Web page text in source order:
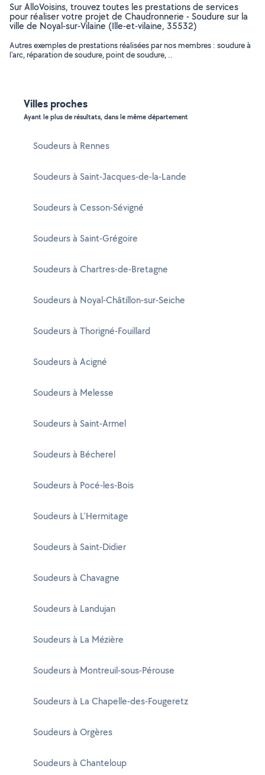
Sur AlloVoisins, trouvez toutes les prestations de services
pour réaliser votre projet de Chaudronnerie - Soudure sur la
ville de Noyal-sur-Vilaine (Ille-et-vilaine, 35532)
Autres exemples de prestations réalisées par nos membres : soudure à
l'arc, réparation de soudure, point de soudure, ..
Villes proches
Ayant le plus de résultats, dans le même département
Soudeurs à Rennes
Soudeurs à Saint-Jacques-de-la-Lande
Soudeurs à Cesson-Sévigné
Soudeurs à Saint-Grégoire
Soudeurs à Chartres-de-Bretagne
Soudeurs à Noyal-Châtillon-sur-Seiche
Soudeurs à Thorigné-Fouillard
Soudeurs à Acigné
Soudeurs à Melesse
Soudeurs à Saint-Armel
Soudeurs à Bécherel
Soudeurs à Pocé-les-Bois
Soudeurs à L'Hermitage
Soudeurs à Saint-Didier
Soudeurs à Chavagne
Soudeurs à Landujan
Soudeurs à La Mézière
Soudeurs à Montreuil-sous-Pérouse
Soudeurs à La Chapelle-des-Fougeretz
Soudeurs à Orgères
Soudeurs à Chanteloup